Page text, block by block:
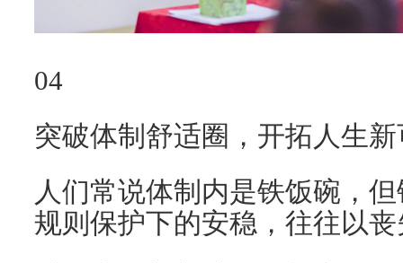
04
突破体制舒适圈，开拓人生
人们常说体制内是铁饭碗，
规则保护下的安稳，往往以